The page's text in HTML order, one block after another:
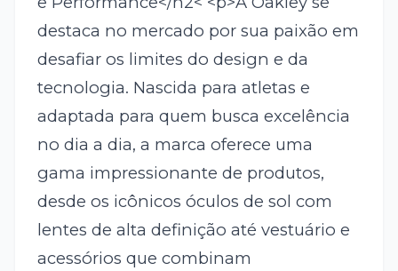
destaca no mercado por sua paixão em
desafiar os limites do design e da
tecnologia. Nascida para atletas e
adaptada para quem busca excelência
no dia a dia, a marca oferece uma
gama impressionante de produtos,
desde os icônicos óculos de sol com
lentes de alta definição até vestuário e
acessórios que combinam